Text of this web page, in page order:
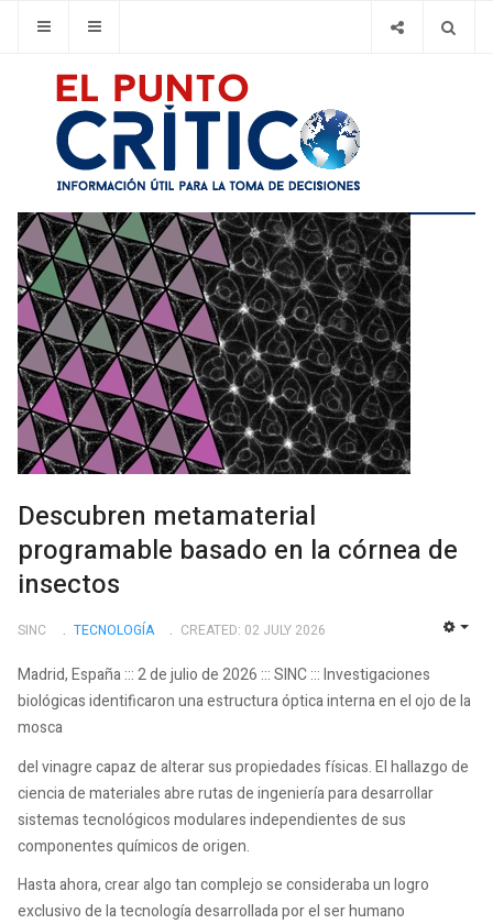
Descubren metamaterial
programable basado en la córnea de
insectos
SINC TECNOLOGÍ­A CREATED: 02 JULY 2026
Madrid, España ::: 2 de julio de 2026 ::: SINC ::: Investigaciones
biológicas identificaron una estructura óptica interna en el ojo de la
mosca
del vinagre capaz de alterar sus propiedades físicas. El hallazgo de
ciencia de materiales abre rutas de ingeniería para desarrollar
sistemas tecnológicos modulares independientes de sus
componentes químicos de origen.
Hasta ahora, crear algo tan complejo se consideraba un logro
exclusivo de la tecnología desarrollada por el ser humano